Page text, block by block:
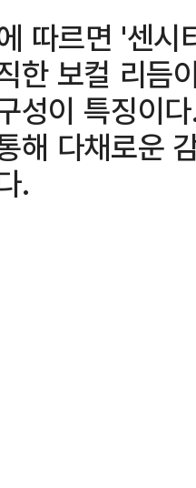
따르면 '센시
한 보컬 리듬
성이 특징이
해 다채로운
.